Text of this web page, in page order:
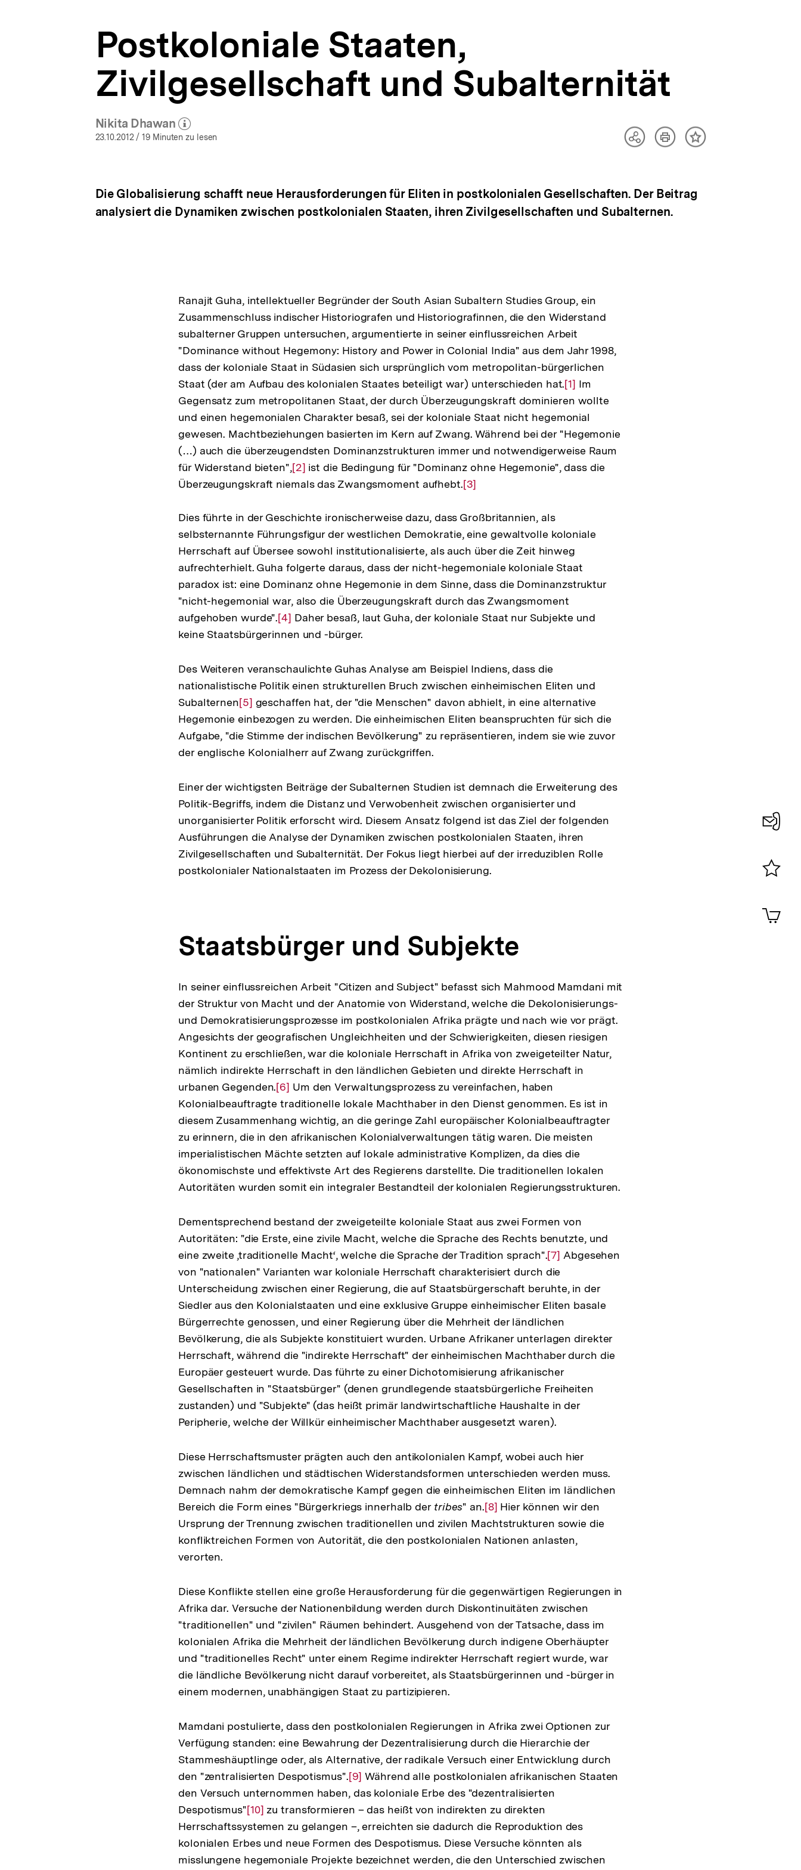
Postkoloniale Staaten,
Zivilgesellschaft und Subalternität
Nikita Dhawan
(Mehr zum Autor)
öffnen
23.10.2012 / 19 Minuten zu lesen
TeilenArtikelInhalt
Die Globalisierung schafft neue Herausforderungen für Eliten in postkolonialen Gesellschaften. Der Beitrag
analysiert die Dynamiken zwischen postkolonialen Staaten, ihren Zivilgesellschaften und Subalternen.
Ranajit Guha, intellektueller Begründer der South Asian Subaltern Studies Group, ein
Zusammenschluss indischer Historiografen und Historiografinnen, die den Widerstand
subalterner Gruppen untersuchen, argumentierte in seiner einflussreichen Arbeit
"Dominance without Hegemony: History and Power in Colonial India" aus dem Jahr 1998,
dass der koloniale Staat in Südasien sich ursprünglich vom metropolitan-bürgerlichen
Staat (der am Aufbau des kolonialen Staates beteiligt war) unterschieden hat.Zur
Auflösung
der
Fußnote
[1] Im
Gegensatz zum metropolitanen Staat, der durch Überzeugungskraft dominieren wollte
und einen hegemonialen Charakter besaß, sei der koloniale Staat nicht hegemonial
gewesen. Machtbeziehungen basierten im Kern auf Zwang. Während bei der "Hegemonie
(…) auch die überzeugendsten Dominanzstrukturen immer und notwendigerweise Raum
für Widerstand bieten",Zur
Auflösung
Fußnote
[2] ist die Bedingung für "Dominanz ohne Hegemonie", dass die
Überzeugungskraft niemals das Zwangsmoment aufhebt.Zur
der
Fußnote
[3]
Dies führte in der Geschichte ironischerweise dazu, dass Großbritannien, als
selbsternannte Führungsfigur der westlichen Demokratie, eine gewaltvolle koloniale
Herrschaft auf Übersee sowohl institutionalisierte, als auch über die Zeit hinweg
aufrechterhielt. Guha folgerte daraus, dass der nicht-hegemoniale koloniale Staat
paradox ist: eine Dominanz ohne Hegemonie in dem Sinne, dass die Dominanzstruktur
"nicht-hegemonial war, also die Überzeugungskraft durch das Zwangsmoment
aufgehoben wurde".Zur
Auflösung
Fußnote
[4] Daher besaß, laut Guha, der koloniale Staat nur Subjekte und
keine Staatsbürgerinnen und -bürger.
Des Weiteren veranschaulichte Guhas Analyse am Beispiel Indiens, dass die
nationalistische Politik einen strukturellen Bruch zwischen einheimischen Eliten und
SubalternenZur
Auflösung
der
Fußnote
[5] geschaffen hat, der "die Menschen" davon abhielt, in eine alternative
Hegemonie einbezogen zu werden. Die einheimischen Eliten beanspruchten für sich die
Aufgabe, "die Stimme der indischen Bevölkerung" zu repräsentieren, indem sie wie zuvor
der englische Kolonialherr auf Zwang zurückgriffen.
Einer der wichtigsten Beiträge der Subalternen Studien ist demnach die Erweiterung des
Politik-Begriffs, indem die Distanz und Verwobenheit zwischen organisierter und
unorganisierter Politik erforscht wird. Diesem Ansatz folgend ist das Ziel der folgenden
Ausführungen die Analyse der Dynamiken zwischen postkolonialen Staaten, ihren
Zivilgesellschaften und Subalternität. Der Fokus liegt hierbei auf der irreduziblen Rolle
postkolonialer Nationalstaaten im Prozess der Dekolonisierung.
Staatsbürger und Subjekte
In seiner einflussreichen Arbeit "Citizen and Subject" befasst sich Mahmood Mamdani mit
der Struktur von Macht und der Anatomie von Widerstand, welche die Dekolonisierungs-
und Demokratisierungsprozesse im postkolonialen Afrika prägte und nach wie vor prägt.
Angesichts der geografischen Ungleichheiten und der Schwierigkeiten, diesen riesigen
Kontinent zu erschließen, war die koloniale Herrschaft in Afrika von zweigeteilter Natur,
nämlich indirekte Herrschaft in den ländlichen Gebieten und direkte Herrschaft in
urbanen Gegenden.Zur
Auflösung
der
Fußnote
[6] Um den Verwaltungsprozess zu vereinfachen, haben
Kolonialbeauftragte traditionelle lokale Machthaber in den Dienst genommen. Es ist in
diesem Zusammenhang wichtig, an die geringe Zahl europäischer Kolonialbeauftragter
zu erinnern, die in den afrikanischen Kolonialverwaltungen tätig waren. Die meisten
imperialistischen Mächte setzten auf lokale administrative Komplizen, da dies die
ökonomischste und effektivste Art des Regierens darstellte. Die traditionellen lokalen
Autoritäten wurden somit ein integraler Bestandteil der kolonialen Regierungsstrukturen.
Dementsprechend bestand der zweigeteilte koloniale Staat aus zwei Formen von
Autoritäten: "die Erste, eine zivile Macht, welche die Sprache des Rechts benutzte, und
eine zweite ‚traditionelle Macht‘, welche die Sprache der Tradition sprach".Zur
Auflösung
der
Fußnote
[7] Abgesehen
von "nationalen" Varianten war koloniale Herrschaft charakterisiert durch die
Unterscheidung zwischen einer Regierung, die auf Staatsbürgerschaft beruhte, in der
Siedler aus den Kolonialstaaten und eine exklusive Gruppe einheimischer Eliten basale
Bürgerrechte genossen, und einer Regierung über die Mehrheit der ländlichen
Bevölkerung, die als Subjekte konstituiert wurden. Urbane Afrikaner unterlagen direkter
Herrschaft, während die "indirekte Herrschaft" der einheimischen Machthaber durch die
Europäer gesteuert wurde. Das führte zu einer Dichotomisierung afrikanischer
Gesellschaften in "Staatsbürger" (denen grundlegende staatsbürgerliche Freiheiten
zustanden) und "Subjekte" (das heißt primär landwirtschaftliche Haushalte in der
Peripherie, welche der Willkür einheimischer Machthaber ausgesetzt waren).
Diese Herrschaftsmuster prägten auch den antikolonialen Kampf, wobei auch hier
zwischen ländlichen und städtischen Widerstandsformen unterschieden werden muss.
Demnach nahm der demokratische Kampf gegen die einheimischen Eliten im ländlichen
Bereich die Form eines "Bürgerkriegs innerhalb der tribes" an.Zur
Auflösung
der
[8] Hier können wir den
Ursprung der Trennung zwischen traditionellen und zivilen Machtstrukturen sowie die
konfliktreichen Formen von Autorität, die den postkolonialen Nationen anlasten,
verorten.
Diese Konflikte stellen eine große Herausforderung für die gegenwärtigen Regierungen in
Afrika dar. Versuche der Nationenbildung werden durch Diskontinuitäten zwischen
"traditionellen" und "zivilen" Räumen behindert. Ausgehend von der Tatsache, dass im
kolonialen Afrika die Mehrheit der ländlichen Bevölkerung durch indigene Oberhäupter
und "traditionelles Recht" unter einem Regime indirekter Herrschaft regiert wurde, war
die ländliche Bevölkerung nicht darauf vorbereitet, als Staatsbürgerinnen und -bürger in
einem modernen, unabhängigen Staat zu partizipieren.
Mamdani postulierte, dass den postkolonialen Regierungen in Afrika zwei Optionen zur
Verfügung standen: eine Bewahrung der Dezentralisierung durch die Hierarchie der
Stammeshäuptlinge oder, als Alternative, der radikale Versuch einer Entwicklung durch
den "zentralisierten Despotismus".Zur
Auflösung
der
Fußnote
[9] Während alle postkolonialen afrikanischen Staaten
den Versuch unternommen haben, das koloniale Erbe des "dezentralisierten
Despotismus"Zur
Auflösung
der
Fußnote
[10] zu transformieren – das heißt von indirekten zu direkten
Herrschaftssystemen zu gelangen –, erreichten sie dadurch die Reproduktion des
kolonialen Erbes und neue Formen des Despotismus. Diese Versuche könnten als
misslungene hegemoniale Projekte bezeichnet werden, die den Unterschied zwischen